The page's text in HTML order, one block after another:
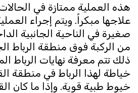
هذه العملية ممتازة في الحالات
علاجها مبكراً. ويتم إجراء
صغيرة في الناحية الجانبية
من الركبة فوق منطقة الرباط
ذلك تتم معرفة نهايات الرباط
خياطة لهذا الرباط في منطقة
خيوط طبية قوية. وإذا ما كان